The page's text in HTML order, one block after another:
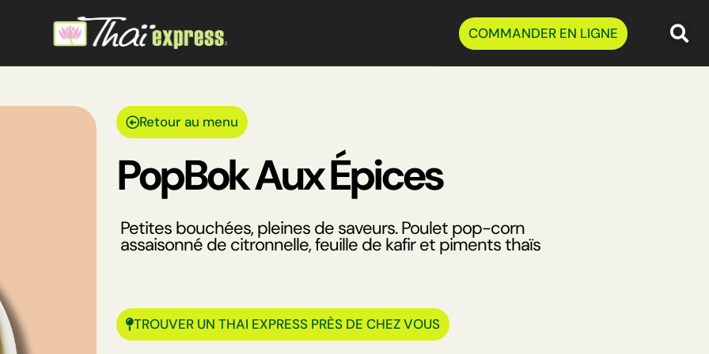
COMMANDER EN LIGNE
Retour au menu
PopBok Aux Épices
Petites bouchées, pleines de saveurs. Poulet pop-corn
assaisonné de citronnelle, feuille de kafir et piments thaïs
TROUVER UN THAI EXPRESS PRÈS DE CHEZ VOUS